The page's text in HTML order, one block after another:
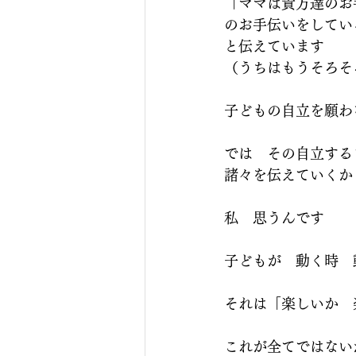
「ママは貴方達の
のお手伝いをして
と伝えています
（うちはもうそろ
子どもの自立を願
では　その自立す
諸々を伝えていく
私　思うんです
子どもが　動く時
それは「楽しいか
これが全てではな